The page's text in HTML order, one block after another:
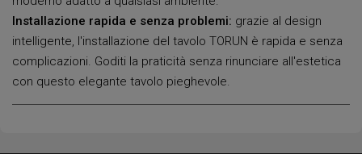
Installazione rapida e senza problemi: grazie al design
intelligente, l'installazione del tavolo TORUN è rapida e senza
complicazioni. Goditi la praticità senza rinunciare all'estetica
con questo elegante tavolo pieghevole.